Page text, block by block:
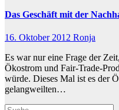
Das Geschäft mit der
16. Oktober 2012 Ronja
Es war nur eine Frage der
Ökostrom und Fair-Trade-
würde. Dieses Mal ist es der
gelangweilten…